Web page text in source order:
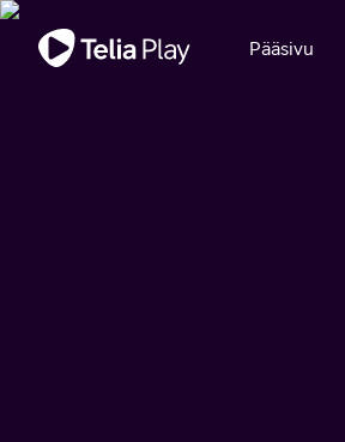
Tärkeä viesti
Pääsivu